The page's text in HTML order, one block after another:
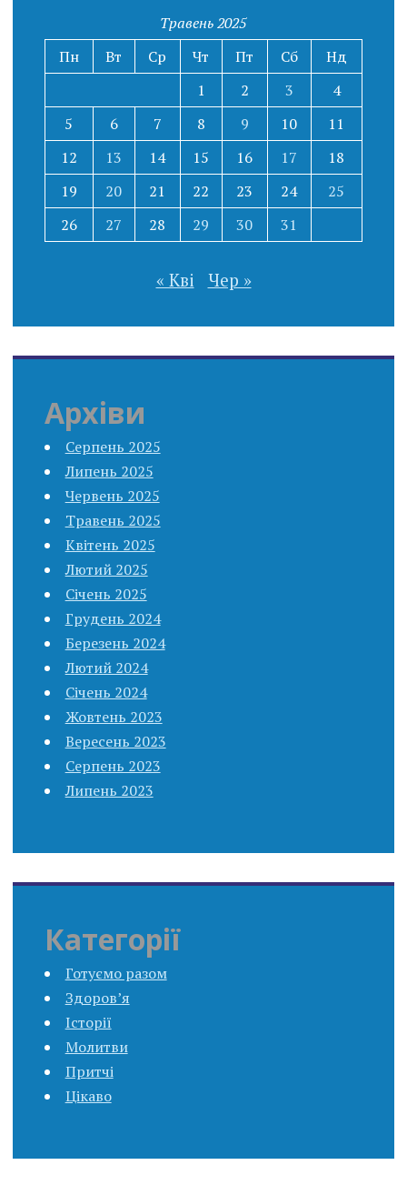
Травень 2025
Пн
Вт Ср Чт Пт Сб
Нд
1
2 3
4
5
6 7 8 9 10
11
12
13 14 15 16 17
18
19
20 21 22 23 24
25
26
27 28 29 30 31
« Кві Чер »
Архіви
Серпень 2025
Липень 2025
Червень 2025
Травень 2025
Квітень 2025
Лютий 2025
Січень 2025
Грудень 2024
Березень 2024
Лютий 2024
Січень 2024
Жовтень 2023
Вересень 2023
Серпень 2023
Липень 2023
Категорії
Готуємо разом
Здоров’я
Історії
Молитви
Притчі
Цікаво